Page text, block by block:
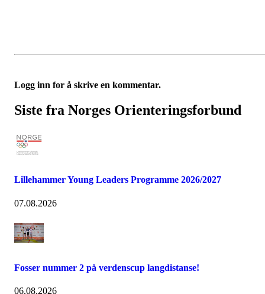
Logg inn for å skrive en kommentar.
Siste fra Norges Orienteringsforbund
Lillehammer Young Leaders Programme 2026/2027
07.08.2026
Fosser nummer 2 på verdenscup langdistanse!
06.08.2026